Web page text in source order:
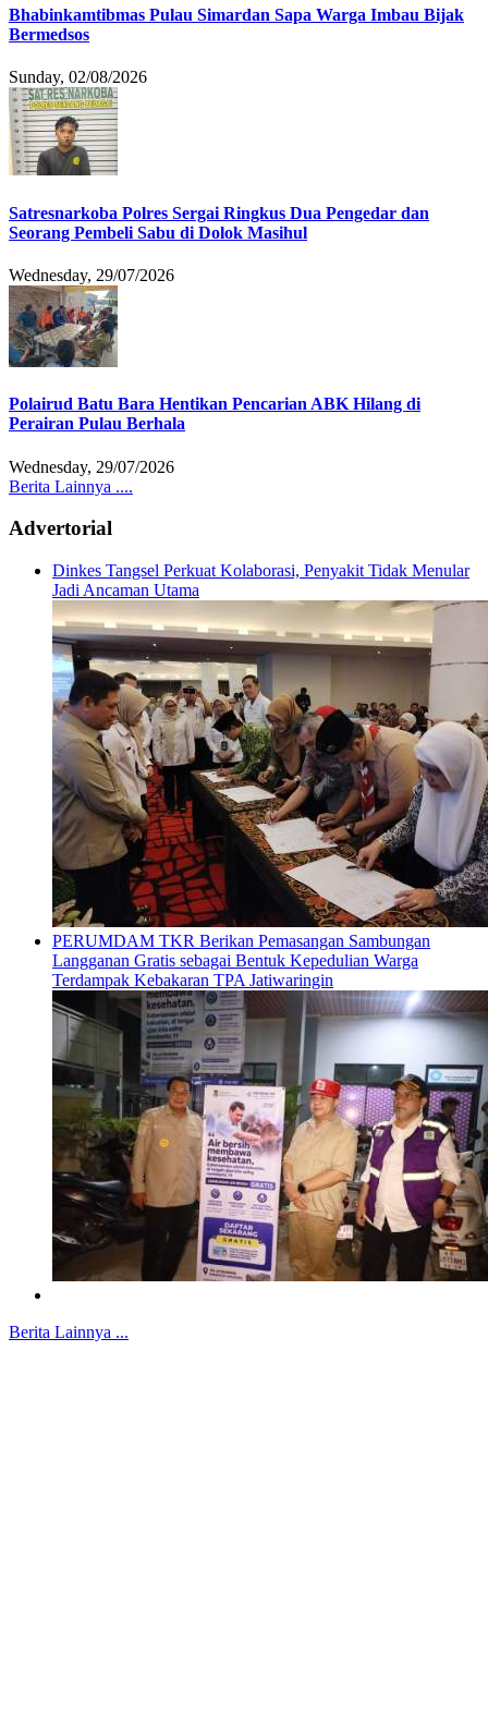
Bhabinkamtibmas Pulau Simardan Sapa Warga Imbau Bijak
Bermedsos
Sunday, 02/08/2026
Satresnarkoba Polres Sergai Ringkus Dua Pengedar dan
Seorang Pembeli Sabu di Dolok Masihul
Wednesday, 29/07/2026
Polairud Batu Bara Hentikan Pencarian ABK Hilang di
Perairan Pulau Berhala
Wednesday, 29/07/2026
Berita Lainnya ....
Advertorial
Dinkes Tangsel Perkuat Kolaborasi, Penyakit Tidak Menular
Jadi Ancaman Utama
PERUMDAM TKR Berikan Pemasangan Sambungan
Langganan Gratis sebagai Bentuk Kepedulian Warga
Terdampak Kebakaran TPA Jatiwaringin
Berita Lainnya ...